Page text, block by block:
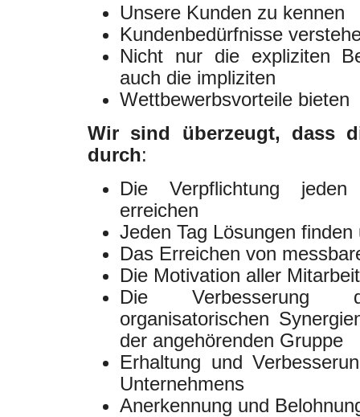
Unsere Kunden zu kennen
Kundenbedürfnisse
Nicht nur die expliziten
auch die impliziten
Wettbewerbsvorteile bieten
Wir sind überzeugt, dass
durch:
Die Verpflichtung
erreichen
Jeden Tag Lösungen
Das Erreichen von
Die Motivation aller
Die Verbesserung
organisatorischen
der angehörenden Gruppe
Erhaltung und
Unternehmens
Anerkennung und